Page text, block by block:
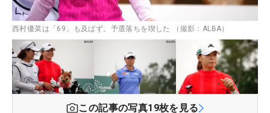
西村優菜は「69」も及ばず。予選落ちを喫した （撮影：ALBA）
この記事の写真19枚を見る